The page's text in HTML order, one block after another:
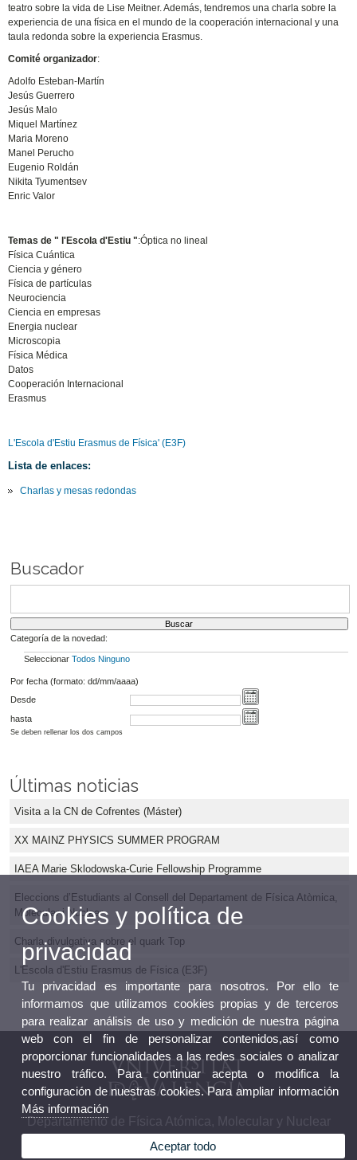
teatro sobre la vida de Lise Meitner. Además, tendremos una charla sobre la
experiencia de una física en el mundo de la cooperación internacional y una
taula redonda sobre la experiencia Erasmus.
Comité organizador:
Adolfo Esteban-Martín
Jesús Guerrero
Jesús Malo
Miquel Martínez
Maria Moreno
Manel Perucho
Eugenio Roldán
Nikita Tyumentsev
Enric Valor
Temas de " l'Escola d'Estiu ":Óptica no lineal
Física Cuántica
Ciencia y género
Física de partículas
Neurociencia
Ciencia en empresas
Energia nuclear
Microscopia
Física Médica
Datos
Cooperación Internacional
Erasmus
L'Escola d'Estiu Erasmus de Física' (E3F)
Lista de enlaces:
Charlas y mesas redondas
Buscador
Categoría de la novedad:
Seleccionar Todos Ninguno
Por fecha (formato: dd/mm/aaaa)
Desde
hasta
Se deben rellenar los dos campos
Últimas noticias
Visita a la CN de Cofrentes (Máster)
XX MAINZ PHYSICS SUMMER PROGRAM
IAEA Marie Sklodowska-Curie Fellowship Programme
Eleccions d’Estudiants al Consell del Departament de Física Atòmica,
Molecular i Nuclear
Charla divulgativa sobre el quark Top
L'Escola d'Estiu Erasmus de Física (E3F)
Departamento de Física Atómica, Molecular y Nuclear
Cookies y política de
privacidad
Tu privacidad es importante para nosotros. Por ello te
informamos que utilizamos cookies propias y de terceros
para realizar análisis de uso y medición de nuestra página
web con el fin de personalizar contenidos,así como
proporcionar funcionalidades a las redes sociales o analizar
nuestro tráfico. Para continuar acepta o modifica la
configuración de nuestras cookies. Para ampliar información
Más información
Aceptar todo